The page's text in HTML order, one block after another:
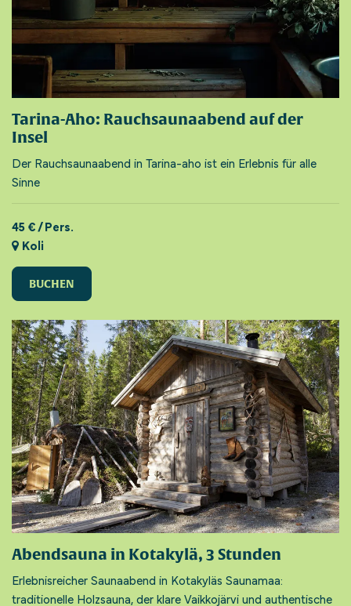
Tarina-Aho: Rauchsaunaabend auf der
Insel
Der Rauchsaunaabend in Tarina-aho ist ein Erlebnis für alle
Sinne
45 € / Pers.
Koli
BUCHEN
Abendsauna in Kotakylä, 3 Stunden
Erlebnisreicher Saunaabend in Kotakyläs Saunamaa:
traditionelle Holzsauna, der klare Vaikkojärvi und authentische